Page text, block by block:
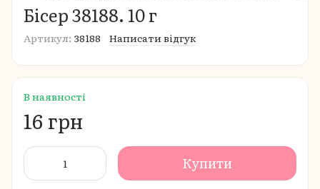
Бісер 38188. 10 г
Артикул: 38188 Написати відгук
В наявності
16 грн
Купити